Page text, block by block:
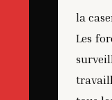
la
Les